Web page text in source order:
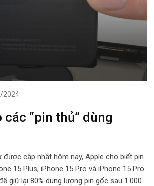
2024
“pin thủ” dùng
được cập nhật hôm nay, Apple cho biết pin
15 Plus, iPhone 15 Pro và iPhone 15 Pro
giữ lại 80% dung lượng pin gốc sau 1.000